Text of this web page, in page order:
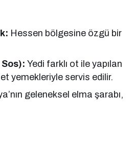
Hessen bölgesine özgü bir
Yedi farklı ot ile yapılan
yemekleriyle servis edilir.
geleneksel elma şarabı,